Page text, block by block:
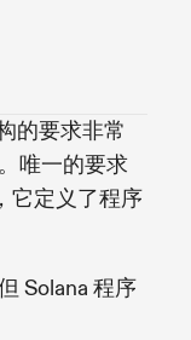
的要求非常
唯一的要求
，它定义了程序
Solana 程序